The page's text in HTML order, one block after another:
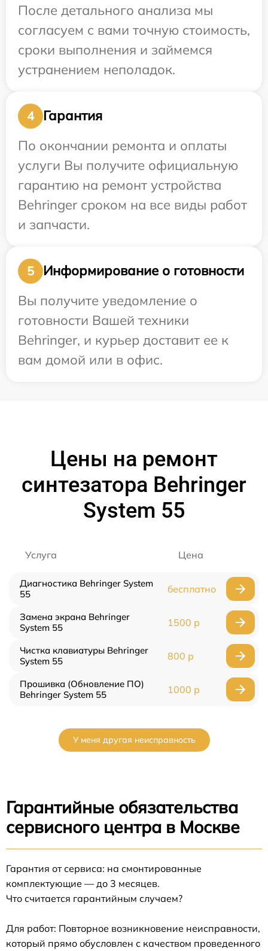
После детального анализа мы
согласуем с вами точную стоимость,
сроки выполнения и займемся
устранением неполадок.
4
Гарантия
По окончании ремонта и оплаты
услуги Вы получите официальную
гарантию на ремонт устройства
Behringer сроком на все виды работ
и запчасти.
5
Информирование о готовности
Вы получите уведомление о
готовности Вашей техники
Behringer, и курьер доставит ее к
вам домой или в офис.
Цены на ремонт
синтезатора Behringer
System 55
Услуга Цена
Диагностика Behringer System
55
бесплатно
Замена экрана Behringer
System 55
1500 р
Чистка клавиатуры Behringer
System 55
800 р
Прошивка (Обновление ПО)
Behringer System 55
1000 р
У меня другая неисправность
Гарантийные обязательства
сервисного центра в Москве
Гарантия от сервиса: на смонтированные
комплектующие — до 3 месяцев.
Что считается гарантийным случаем?
Для работ: Повторное возникновение неисправности,
который прямо обусловлен с качеством проведенного